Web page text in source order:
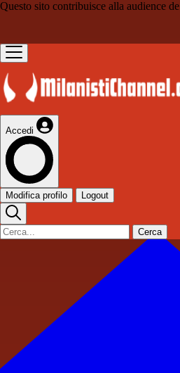
Questo sito contribuisce alla audience de
Accedi
Modifica profilo Logout
Cerca